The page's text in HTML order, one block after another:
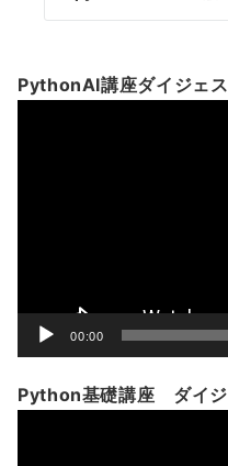
PythonAI講座ダイジェ
00:00
Python基礎講座 ダイジ